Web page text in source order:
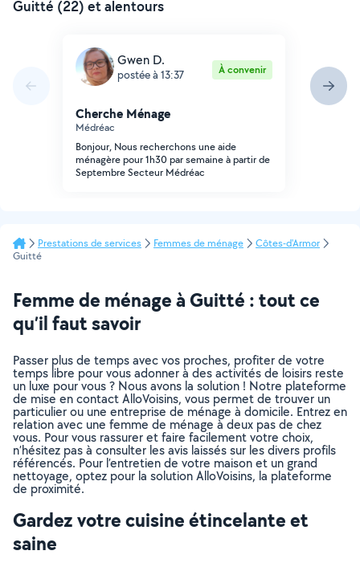
Guitté (22) et alentours
Gwen D.
postée à 13:37 À convenir
Cherche Ménage
Médréac
Bonjour, Nous recherchons une aide
ménagère pour 1h30 par semaine à partir de
Septembre Secteur Médréac
Prestations de services Femmes de ménage
Côtes-d'Armor
Guitté
Femme de ménage à Guitté : tout ce
qu’il faut savoir
Passer plus de temps avec vos proches, profiter de votre
temps libre pour vous adonner à des activités de loisirs reste
un luxe pour vous ? Nous avons la solution ! Notre plateforme
de mise en contact AlloVoisins, vous permet de trouver un
particulier ou une entreprise de ménage à domicile. Entrez en
relation avec une femme de ménage à deux pas de chez
vous. Pour vous rassurer et faire facilement votre choix,
n’hésitez pas à consulter les avis laissés sur les divers profils
référencés. Pour l’entretien de votre maison et un grand
nettoyage, optez pour la solution AlloVoisins, la plateforme
de proximité.
Gardez votre cuisine étincelante et
saine